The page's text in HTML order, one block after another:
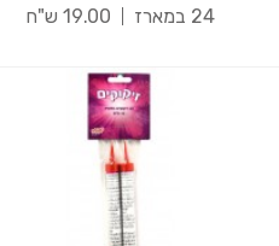
24 במארז 19.00 ש"ח